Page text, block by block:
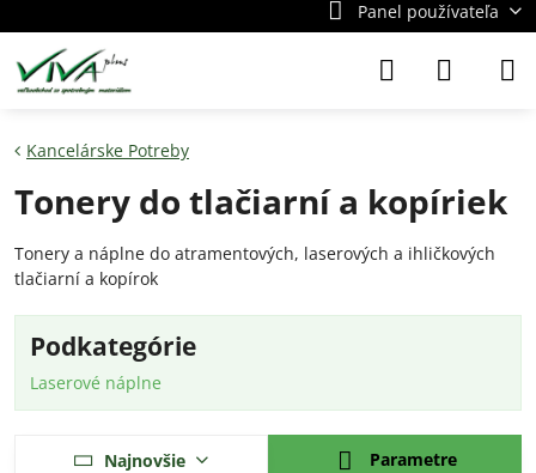
Panel používateľa
Kancelárske Potreby
Tonery do tlačiarní a kopíriek
Tonery a náplne do atramentových, laserových a ihličkových
tlačiarní a kopírok
Podkategórie
Laserové náplne
Najnovšie Parametre